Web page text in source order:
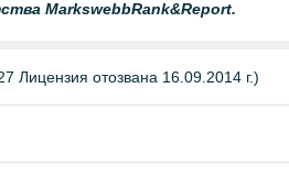
MarkswebbRank&Report.
отозвана 16.09.2014 г.)